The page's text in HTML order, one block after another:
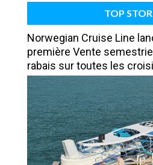
TOP
Norwegian Cruise Line
première Vente
rabais sur toutes les